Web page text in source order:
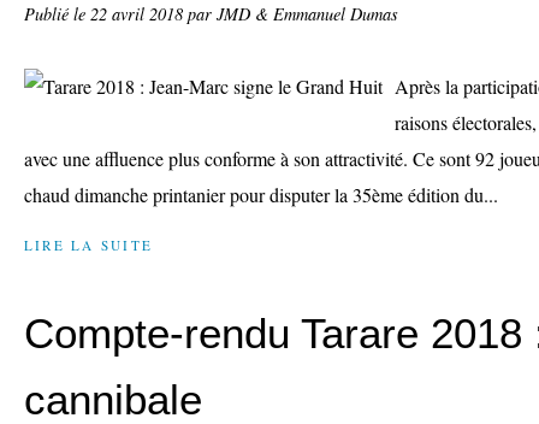
Publié le 22 avril 2018 par JMD & Emmanuel Dumas
Après la
raisons
avec une affluence plus conforme à son attractivité. Ce sont 92
chaud dimanche printanier pour disputer la 35ème édition du...
LIRE LA SUITE
Compte-rendu Tarare
cannibale